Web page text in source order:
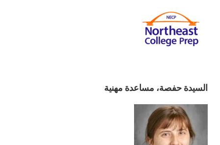
السيدة حفصة، مساعدة مهنية